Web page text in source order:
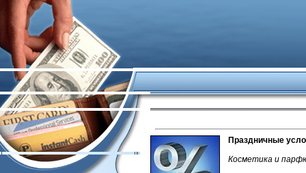
Праздничные
Косметика и